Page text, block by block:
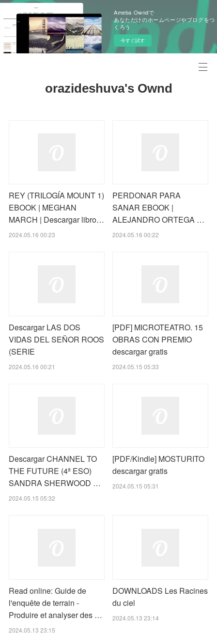
Ameba Owndで
あなただけのホームページやブログをつ
くろう
今すぐ試す
orazideshuva's Ownd
REY (TRILOGÍA MOUNT 1)
EBOOK | MEGHAN
MARCH | Descargar libro…
2024.05.16 00:23
PERDONAR PARA
SANAR EBOOK |
ALEJANDRO ORTEGA …
2024.05.16 00:22
Descargar LAS DOS
VIDAS DEL SEÑOR ROOS
(SERIE
2024.05.16 00:21
[PDF] MICROTEATRO. 15
OBRAS CON PREMIO
descargar gratis
2024.05.15 05:33
Descargar CHANNEL TO
THE FUTURE (4ª ESO)
SANDRA SHERWOOD …
2024.05.15 05:32
[PDF/Kindle] MOSTURITO
descargar gratis
2024.05.15 05:31
Read online: Guide de
l'enquête de terrain -
Produire et analyser des …
2024.05.13 23:15
DOWNLOADS Les Racines
du ciel
2024.05.13 23:14